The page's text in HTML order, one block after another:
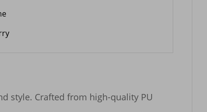
style. Crafted from high-quality PU